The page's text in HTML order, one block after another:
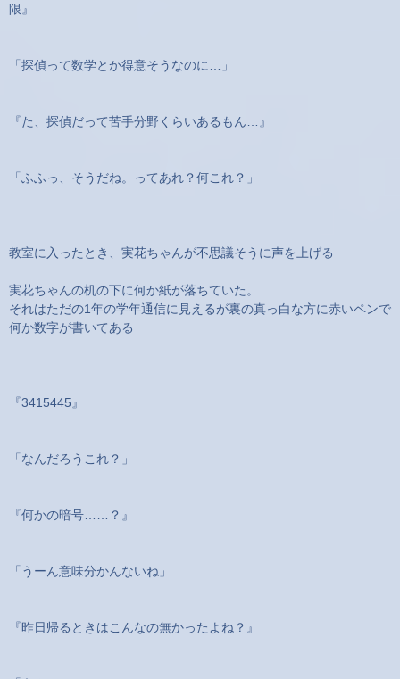
限』
「探偵って数学とか得意そうなのに…」
『た、探偵だって苦手分野くらいあるもん…』
「ふふっ、そうだね。ってあれ？何これ？」
教室に入ったとき、実花ちゃんが不思議そうに声を上げる
実花ちゃんの机の下に何か紙が落ちていた。
それはただの1年の学年通信に見えるが裏の真っ白な方に赤いペンで
何か数字が書いてある
『3415445』
「なんだろうこれ？」
『何かの暗号……？』
「うーん意味分かんないね」
『昨日帰るときはこんなの無かったよね？』